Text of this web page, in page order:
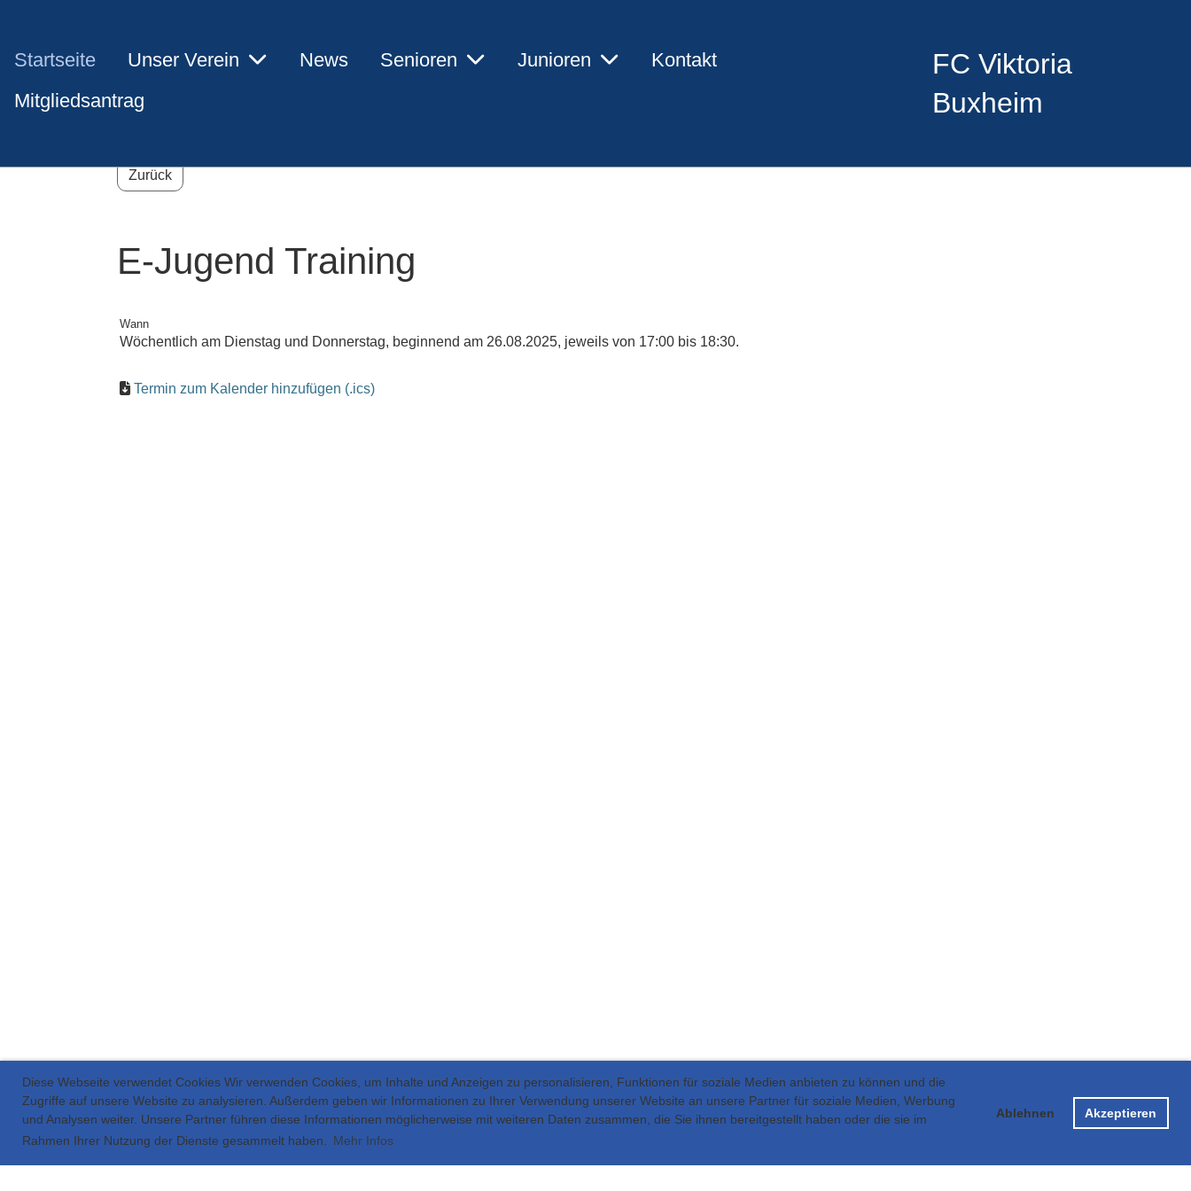
Diese Webseite verwendet Cookies Wir verwenden Cookies, um Inhalte und Anzeigen zu personalisieren, Funktionen für soziale Medien anbieten zu können und die
Zugriffe auf unsere Website zu analysieren. Außerdem geben wir Informationen zu Ihrer Verwendung unserer Website an unsere Partner für soziale Medien, Werbung
und Analysen weiter. Unsere Partner führen diese Informationen möglicherweise mit weiteren Daten zusammen, die Sie ihnen bereitgestellt haben oder die sie im
Rahmen Ihrer Nutzung der Dienste gesammelt haben. Mehr Infos
Ablehnen Akzeptieren
Startseite Unser Verein News Senioren Junioren
Kontakt
Mitgliedsantrag
FC Viktoria
Buxheim
Zurück
E-Jugend Training
Wann
Wöchentlich am Dienstag und Donnerstag, beginnend am 26.08.2025, jeweils von 17:00 bis 18:30.
Termin zum Kalender hinzufügen (.ics)